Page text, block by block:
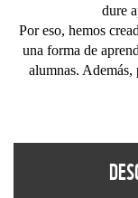
dure
Por eso, hemos
una forma de
alumnas. Además,